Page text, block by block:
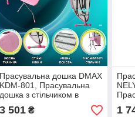
Прасувальна дошка DMAX
KDM-801, Прасувальна
дошка з стільчиком в
комплекті
3 501₴ 1